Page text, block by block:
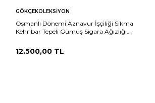
GÖKÇEKOLEKSIYON
Osmanlı Dönemi Aznavur İşçiliği Sıkma
Kehribar Tepeli Gümüş Sigara Ağızlığı
12.500,00 TL